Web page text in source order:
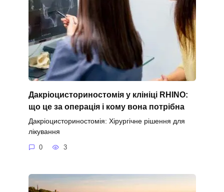
Дакріоцисториностомія у клініці RHINO:
що це за операція і кому вона потрібна
Дакріоцисториностомія: Хірургічне рішення для
лікування
0 3